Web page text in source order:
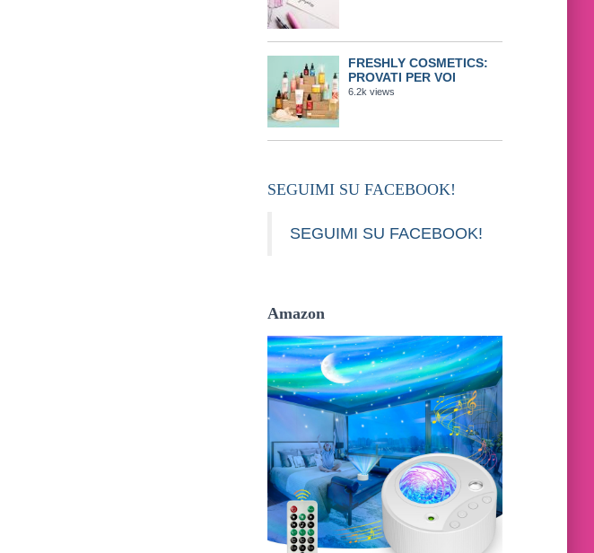
FRESHLY COSMETICS:
PROVATI PER VOI
6.2k views
SEGUIMI SU FACEBOOK!
SEGUIMI SU FACEBOOK!
Amazon